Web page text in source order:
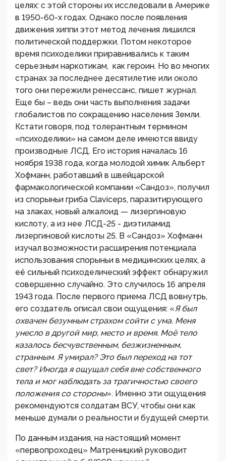
целях: с этой стороны их исследовали в Америке
в 1950-60-х годах. Однако после появления
движения хиппи этот метод лечения лишился
политической поддержки. Потом некоторое
время психоделики приравнивались к таким
серьезным наркотикам, как героин. Но во многих
странах за последнее десятилетие или около
того они пережили ренессанс, пишет журнал.
Еще бы – ведь они часть выполнения задачи
глобалистов по сокращению населения Земли.
Кстати говоря, под толерантным термином
«психоделики» на самом деле имеются ввиду
производные ЛСД. Его история началась 16
ноября 1938 года, когда молодой химик Альберт
Хофманн, работавший в швейцарской
фармакологической компании «Сандоз», получил
из спорыньи гриба Claviceps, паразитирующего
на злаках, новый алкалоид — лизергиновую
кислоту, а из нее ЛСД-25 - диэтиламид
лизергиновой кислоты 25. В «Сандоз» Хофманн
изучал возможности расширения потенциала
использования спорыньи в медицинских целях, а
её сильный психоделический эффект обнаружил
совершенно случайно. Это случилось 16 апреля
1943 года. После первого приема ЛСД вовнутрь,
его создатель описал свои ощущения: «Я был
охвачен безумным страхом сойти с ума. Меня
унесло в другой мир, место и время. Моё тело
казалось бесчувственным, безжизненным,
странным. Я умирал? Это был переход на тот
свет? Иногда я ощущал себя вне собственного
тела и мог наблюдать за трагичностью своего
положения со стороны». Именно эти ощущения
рекомендуются солдатам ВСУ, чтобы они как
меньше думали о реальности и будущей смерти.
По данным издания, на настоящий момент
«первопроходец» Матреницкий руководит